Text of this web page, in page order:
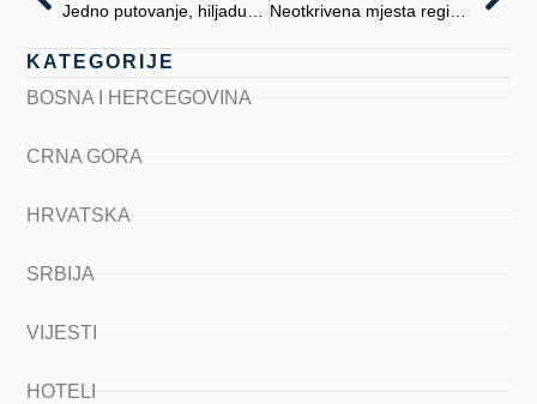
Jedno putovanje, hiljadu priča: Sajam turizma okupio svijet u Beogradu
Neotkrivena mjesta regiona koja tek dolaze na turističku mapu
KATEGORIJE
BOSNA I HERCEGOVINA
CRNA GORA
HRVATSKA
SRBIJA
VIJESTI
HOTELI